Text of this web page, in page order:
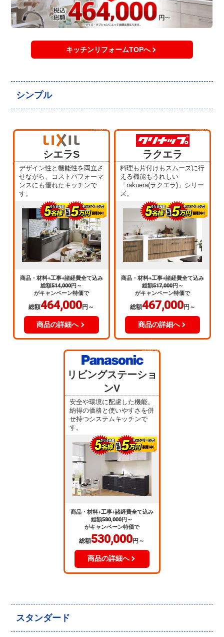
キッチンリフォームTOPへ
シンプル
シエラS
デザイン性と機能性を両立さ
せながら、コストパフォーマ
ンスにも優れたキッチンで
す。
商品・材料+工事+諸経費全て込み
総額514,000円～
がキャンペーン特価で
総額464,000円～
商品の詳細へ
ラクエラ
料理も片付けもスムーズに行
える機能もうれしい
「rakuera(ラクエラ)」シリー
ズ。
商品・材料+工事+諸経費全て込み
総額517,000円～
がキャンペーン特価で
総額467,000円～
商品の詳細へ
リビングステーショ
ンV
安全や環境に配慮した機能。
納得の価格と使いやすさを併
せ持つシステムキッチンで
す。
商品・材料+工事+諸経費全て込み
総額580,000円～
がキャンペーン特価で
総額530,000円～
商品の詳細へ
当店人気
スタンダード